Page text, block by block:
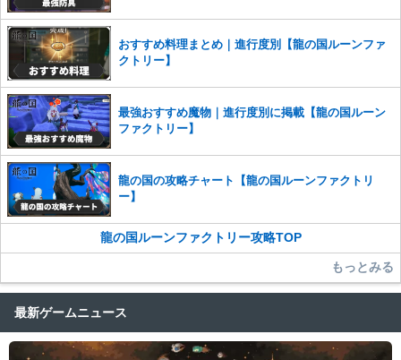
おすすめ料理まとめ｜進行度別【龍の国ルーンファ
クトリー】
最強おすすめ魔物｜進行度別に掲載【龍の国ルーン
ファクトリー】
龍の国の攻略チャート【龍の国ルーンファクトリ
ー】
龍の国ルーンファクトリー攻略TOP
もっとみる
最新ゲームニュース